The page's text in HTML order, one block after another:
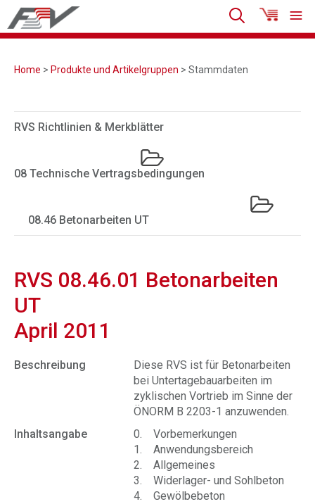
Home > Produkte und Artikelgruppen > Stammdaten
RVS Richtlinien & Merkblätter
08 Technische Vertragsbedingungen
08.46 Betonarbeiten UT
RVS 08.46.01 Betonarbeiten
UT
April 2011
Beschreibung
Diese RVS ist für Betonarbeiten
bei Untertagebauarbeiten im
zyklischen Vortrieb im Sinne der
ÖNORM B 2203-1 anzuwenden.
Inhaltsangabe
0. Vorbemerkungen
1. Anwendungsbereich
2. Allgemeines
3. Widerlager- und Sohlbeton
4. Gewölbebeton